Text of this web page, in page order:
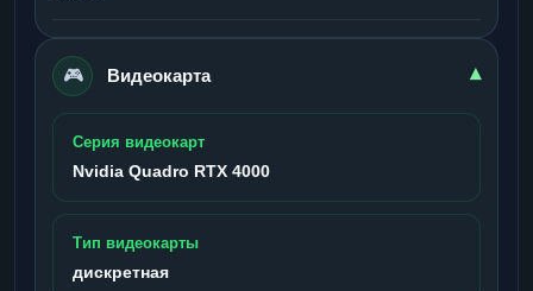
🎮 Видеокарта ▾
Серия видеокарт
Nvidia Quadro RTX 4000
Тип видеокарты
дискретная